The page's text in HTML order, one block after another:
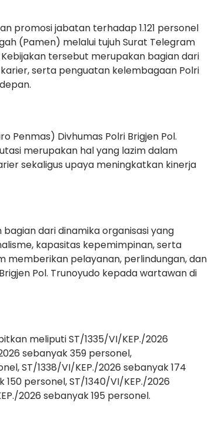
promosi jabatan terhadap 1.121 personel
(Pamen) melalui tujuh Surat Telegram
tersebut merupakan bagian dari
serta penguatan kelembagaan Polri
Penmas) Divhumas Polri Brigjen Pol.
merupakan hal yang lazim dalam
sekaligus upaya meningkatkan kinerja
dari dinamika organisasi yang
kapasitas kepemimpinan, serta
memberikan pelayanan, perlindungan, dan
Pol. Trunoyudo kepada wartawan di
meliputi ST/1335/VI/KEP./2026
sebanyak 359 personel,
ST/1338/VI/KEP./2026 sebanyak 174
personel, ST/1340/VI/KEP./2026
2026 sebanyak 195 personel.